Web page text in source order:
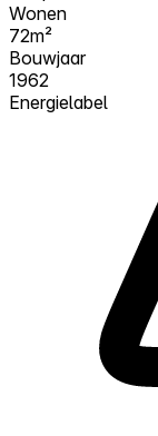
Wonen
72m²
Bouwjaar
1962
Energielabel